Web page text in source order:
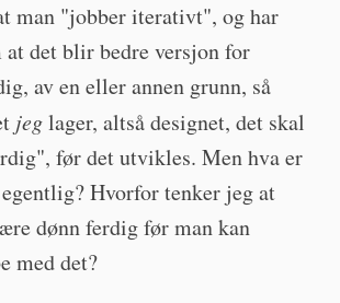
man "jobber iterativt", og har
det blir bedre versjon for
av en eller annen grunn, så
jeglager, altså designet, det skal
før det utvikles. Men hva er
Hvorfor tenker jeg at
dønn ferdig før man kan
med det?